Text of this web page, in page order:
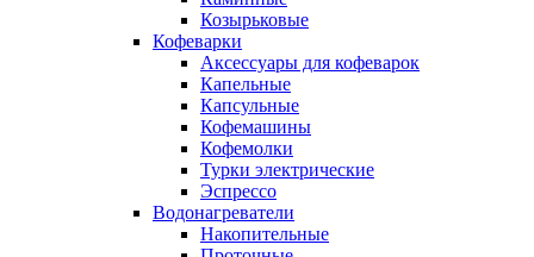
Козырьковые
Кофеварки
Аксессуары для кофеварок
Капельные
Капсульные
Кофемашины
Кофемолки
Турки электрические
Эспрессо
Водонагреватели
Накопительные